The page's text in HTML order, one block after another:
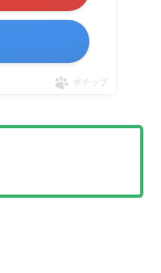
ポチップ